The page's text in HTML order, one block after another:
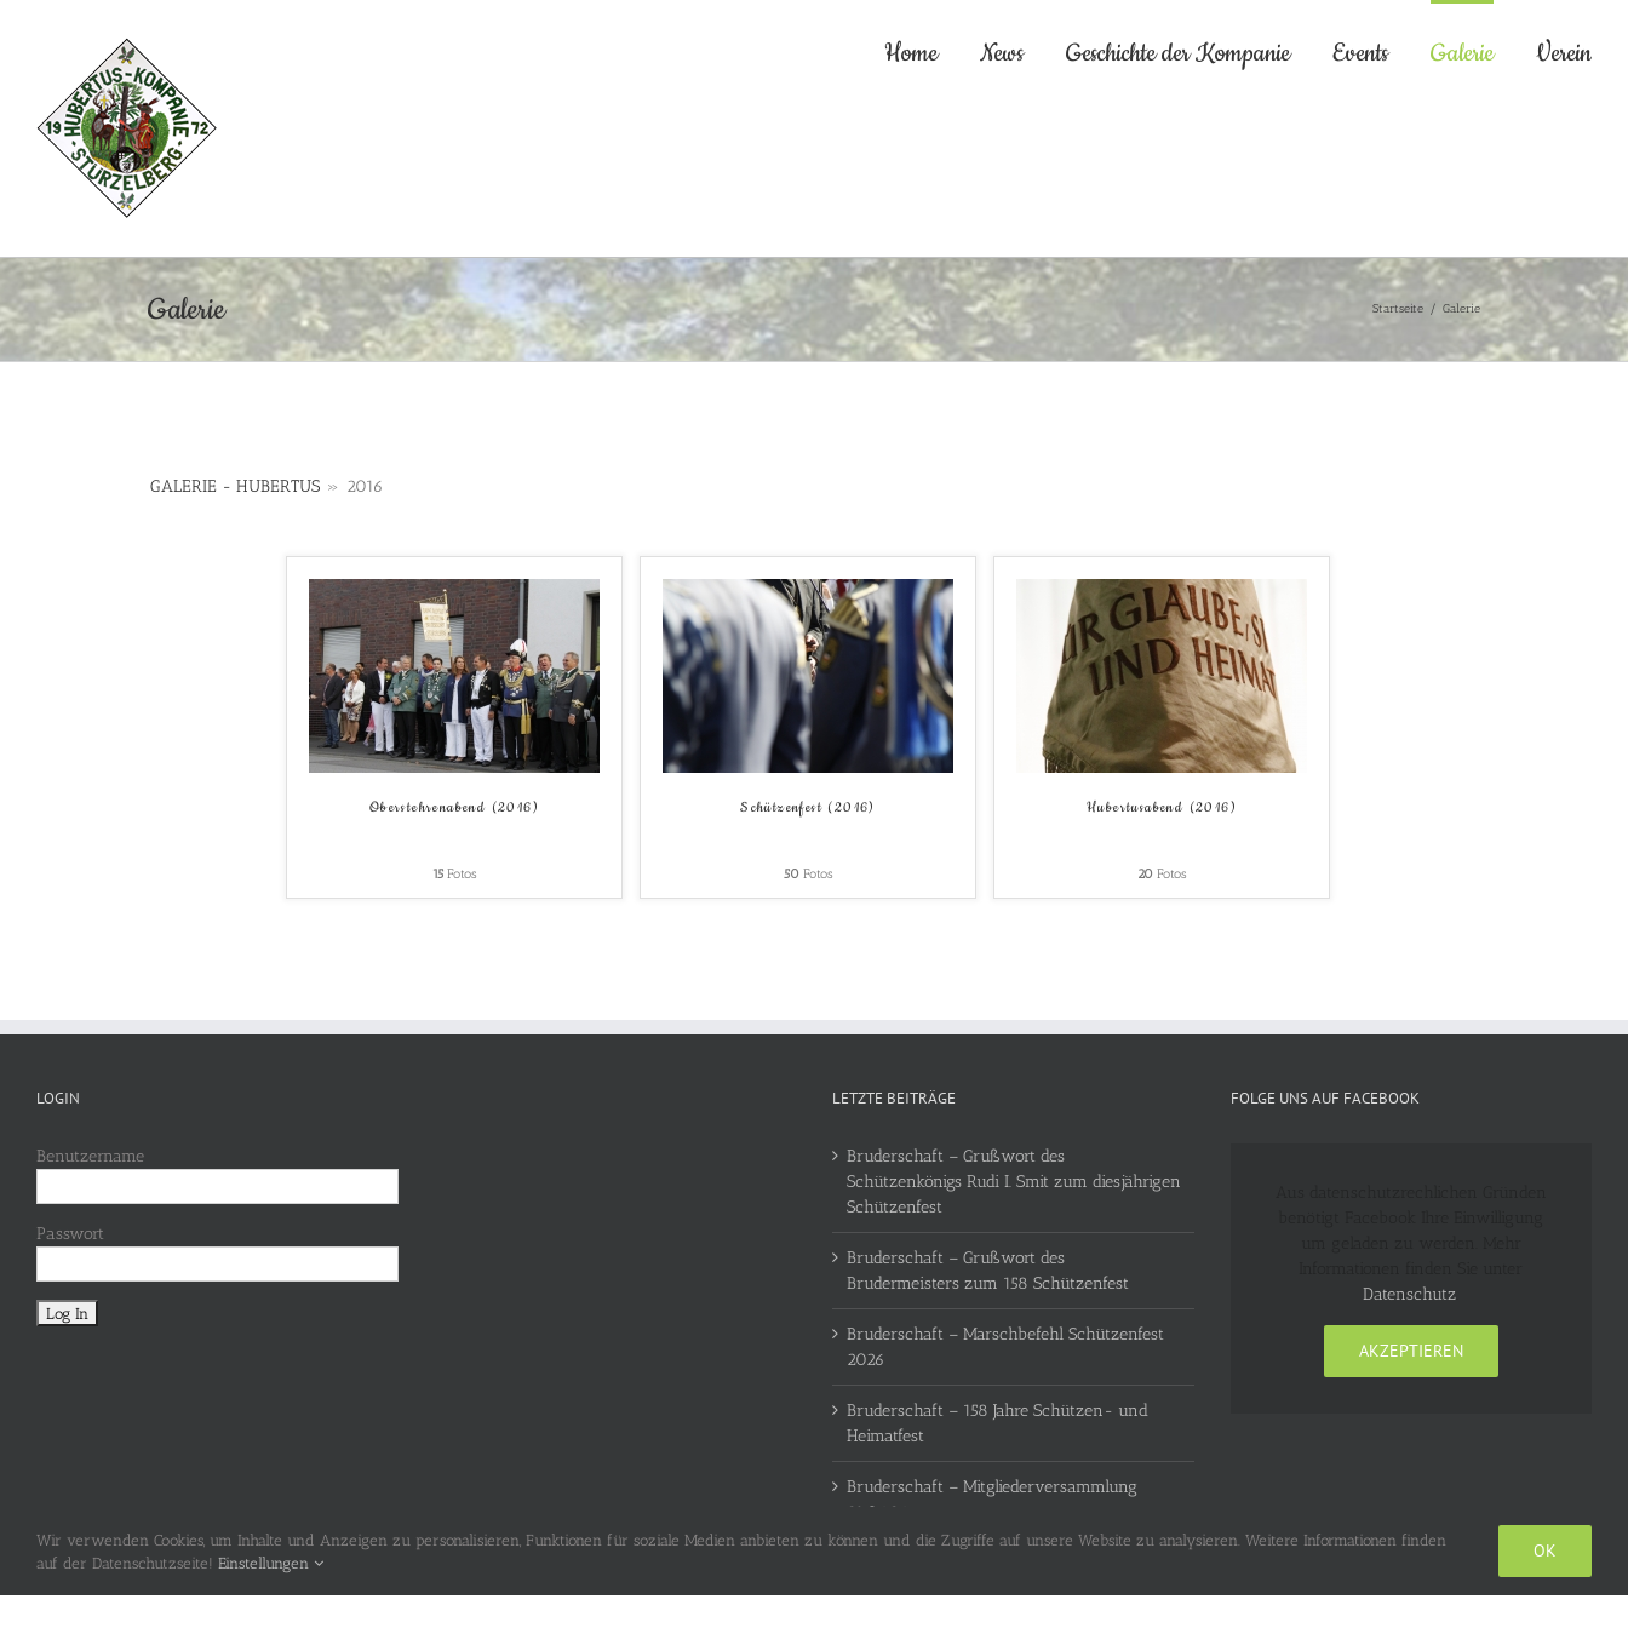
Home News Geschichte der Kompanie Events Galerie Verein
Galerie Startseite / Galerie
GALERIE - HUBERTUS » 2016
Oberstehrenabend (2016)
15Fotos
Schützenfest (2016)
50 Fotos
Hubertusabend (2016)
20 Fotos
LOGIN
Benutzername
Passwort
LETZTE BEITRÄGE
Bruderschaft – Grußwort des
Schützenkönigs Rudi I. Smit zum diesjährigen
Schützenfest
Bruderschaft – Grußwort des
Brudermeisters zum 158 Schützenfest
Bruderschaft – Marschbefehl Schützenfest
2026
Bruderschaft – 158 Jahre Schützen- und
Heimatfest
Bruderschaft – Mitgliederversammlung
21.06.26
FOLGE UNS AUF FACEBOOK
Datenschutz
AKZEPTIEREN
Wir verwenden Cookies, um Inhalte und Anzeigen zu personalisieren, Funktionen für soziale Medien anbieten zu können und die Zugriffe auf unsere Website zu analysieren. Weitere Informationen finden
auf der Datenschutzseite! Einstellungen
OK